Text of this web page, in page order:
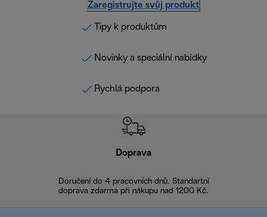
Zaregistrujte svůj produkt
Tipy k produktům
Novinky a speciální nabídky
Rychlá podpora
Doprava
Doručení do 4 pracovních dnů. Standartní
doprava zdarma při nákupu nad 1200 Kč.